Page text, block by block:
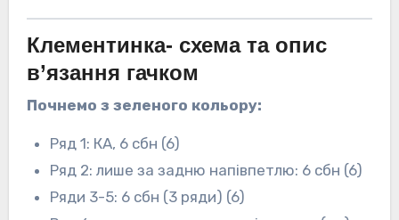
Клементинка- схема та опис
в’язання гачком
Почнемо з зеленого кольору:
Ряд 1: КА, 6 сбн (6)
Ряд 2: лише за задню напівпетлю: 6 сбн (6)
Ряди 3-5: 6 сбн (3 ряди) (6)